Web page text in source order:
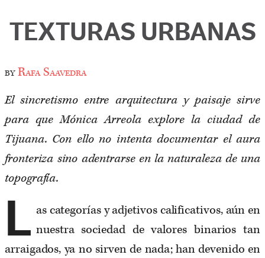
TEXTURAS URBANAS
byRafa Saavedra
El sincretismo entre arquitectura y paisaje sirve
para que Mónica Arreola explore la ciudad de
Tijuana. Con ello no intenta documentar el aura
fronteriza sino adentrarse en la naturaleza de una
topografía.
L as categorías y adjetivos calificativos, aún en
nuestra sociedad de valores binarios tan
arraigados, ya no sirven de nada; han devenido en